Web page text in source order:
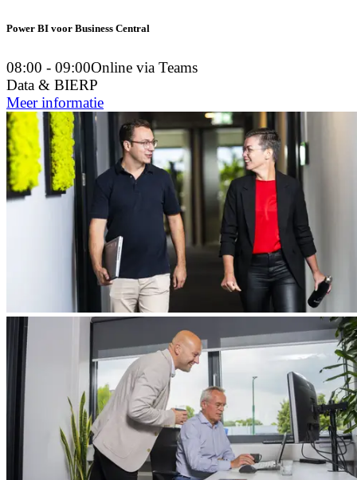
Power BI voor Business Central
08:00 - 09:00Online via Teams
Data & BIERP
Meer informatie